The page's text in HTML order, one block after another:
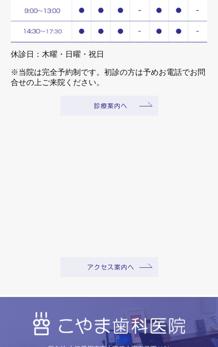
休診日：木曜・日曜・祝日
※当院は完全予約制です。初診の方は予めお電話でお問
合せの上ご来院ください。